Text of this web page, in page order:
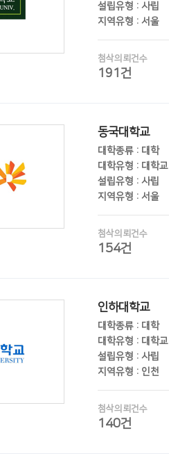
설립유형 : 사립
지역유형 : 서울
첨삭의뢰건수
191건
동국대학교
대학종류 : 대학
대학유형 : 대학교
설립유형 : 사립
지역유형 : 서울
첨삭의뢰건수
154건
인하대학교
대학종류 : 대학
대학유형 : 대학교
설립유형 : 사립
지역유형 : 인천
첨삭의뢰건수
140건